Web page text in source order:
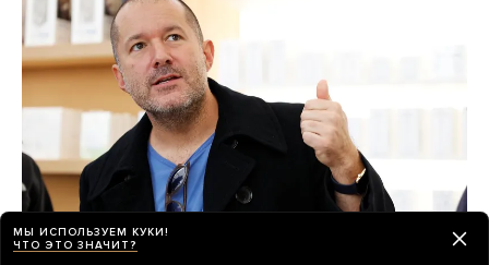
МЫ ИСПОЛЬЗУЕМ КУКИ!
ЧТО ЭТО ЗНАЧИТ?